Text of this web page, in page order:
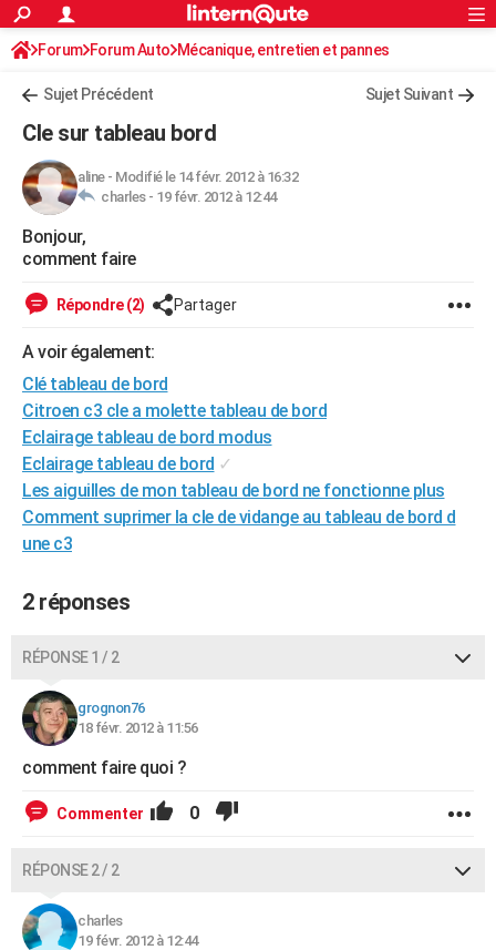
ACTUALITÉS
Politique
Société
Faits Divers
Education
Monde
Villes
+
FINANCE
Retraite
Impôts
Epargne
Immobilier
Risques naturels par ville
Banque
Assurance
Crédit
AUTO
Essais
Réserver un essai
Citadines
Berlines
SUV
Forum auto
+HIGH-TECH
Mobiles
Meilleur smartphone
Internet
Ordinateurs
Jeux vidéo
Guide high-tech
BRICOLAGE
WEEK-END
Guides de France
Escapades
Patrimoine
Expositions
Musées
Week-end nature
+LIFESTYLE
Art de vivre
Bien-être
Loisirs
Mode
Modes de vie
SANTE
Alimentation
Guide de la santé
Maladies
Médicaments
Sommeil
Destinations
City break
Voyage nature
Voyage de noces
Forum
Climat
+PHOTO
BONS PLANS
CARTE DE VOEUX
Carte de Noël
Carte Bonne année
Carte Saint-Valentin
Carte Pâques
Carte d'anniversaire
DICTIONNAIRE
Dictionnaire
Biographies
Citations
Expressions
Proverbes
PROGRAMME TV
Bricolage
Lifestyle
Culture
Sport
Auto
Television
Voyage
Cinema
Rechercher
S'inscrire
Connexion
Forum Forum Auto Mécanique, entretien et pannes
Sujet Précédent Sujet Suivant
Cle sur tableau bord
aline- Modifié le 14 févr. 2012 à 16:32
charles - 19 févr. 2012 à 12:44
Bonjour,
comment faire
Répondre (2) Partager
A voir également:
Clé tableau de bord
Citroen c3 cle a molette tableau de bord
Eclairage tableau de bord modus
Eclairage tableau de bord ✓
Les aiguilles de mon tableau de bord ne fonctionne plus
Comment suprimer la cle de vidange au tableau de bord d
une c3
2 réponses
RÉPONSE 1 / 2
grognon76
18 févr. 2012 à 11:56
comment faire quoi ?
Commenter 0
RÉPONSE 2 / 2
charles
19 févr. 2012 à 12:44